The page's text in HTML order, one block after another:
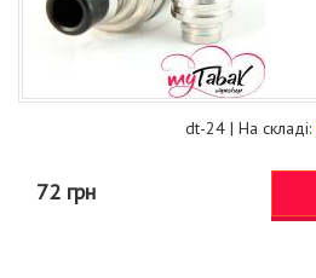
dt-24 | На складі:
72 грн